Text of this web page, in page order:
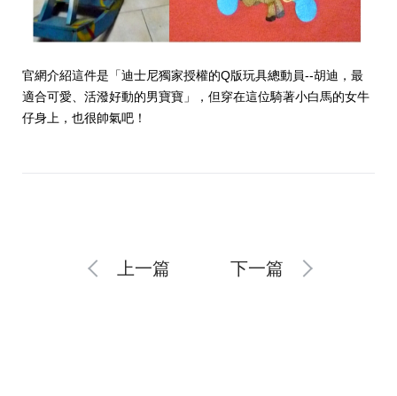
官網介紹這件是「迪士尼獨家授權的Q版玩具總動員--胡迪，最
適合可愛、活潑好動的男寶寶」，但穿在這位騎著小白馬的女牛
仔身上，也很帥氣吧！
上一篇 下一篇